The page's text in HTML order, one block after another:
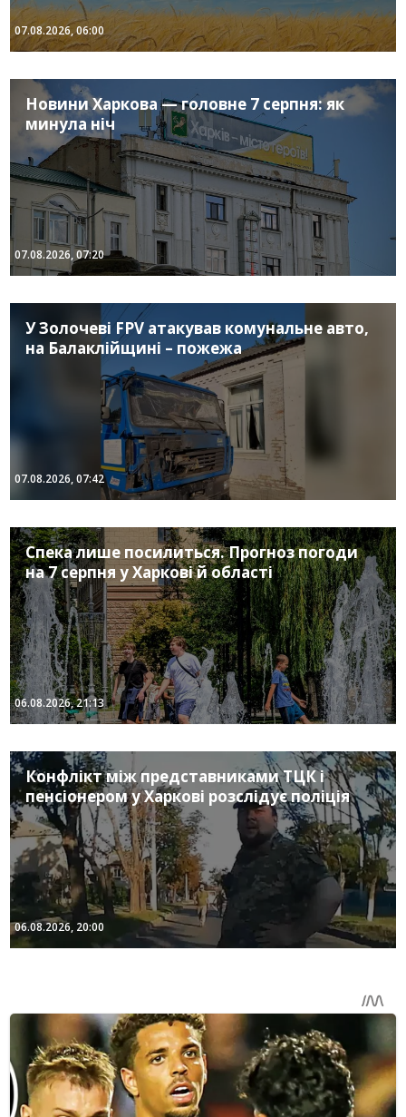
07.08.2026, 06:00
Новини Харкова — головне 7 серпня: як
минула ніч
07.08.2026, 07:20
У Золочеві FPV атакував комунальне авто,
на Балаклійщині – пожежа
07.08.2026, 07:42
Спека лише посилиться. Прогноз погоди
на 7 серпня у Харкові й області
06.08.2026, 21:13
Конфлікт між представниками ТЦК і
пенсіонером у Харкові розслідує поліція
06.08.2026, 20:00